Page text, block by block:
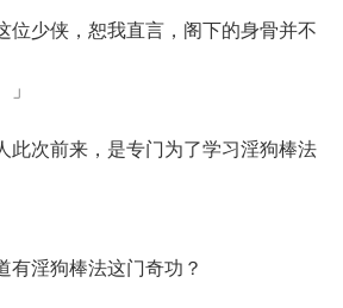
位少侠，恕我直言，阁下的身骨并不
次前来，是专门为了学习淫狗棒法
淫狗棒法这门奇功？